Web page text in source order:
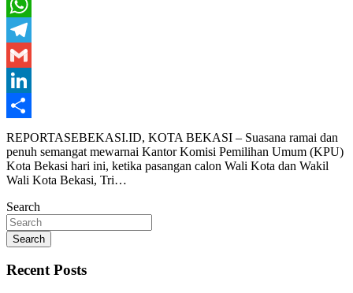
Twitter
WhatsApp
Telegram
Gmail
LinkedIn
Share
REPORTASEBEKASI.ID, KOTA BEKASI – Suasana ramai dan
penuh semangat mewarnai Kantor Komisi Pemilihan Umum (KPU)
Kota Bekasi hari ini, ketika pasangan calon Wali Kota dan Wakil
Wali Kota Bekasi, Tri…
Search
Search
Recent Posts